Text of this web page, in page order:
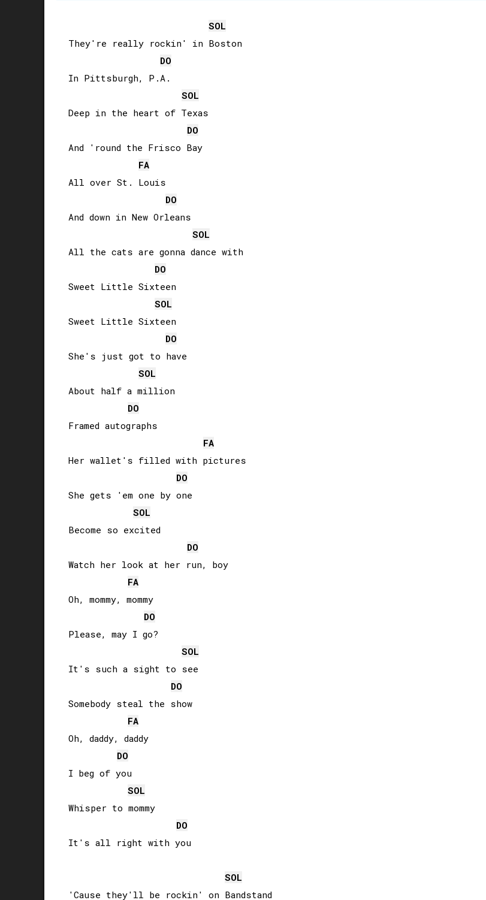
SOL
They're really rockin' in Boston
DO
In Pittsburgh, P.A.
SOL
Deep in the heart of Texas
DO
And 'round the Frisco Bay
FA
All over St. Louis
DO
And down in New Orleans
SOL
All the cats are gonna dance with
DO
Sweet Little Sixteen
SOL
Sweet Little Sixteen
DO
She's just got to have
SOL
About half a million
DO
Framed autographs
FA
Her wallet's filled with pictures
DO
She gets 'em one by one
SOL
Become so excited
DO
Watch her look at her run, boy
FA
Oh, mommy, mommy
DO
Please, may I go?
SOL
It's such a sight to see
DO
Somebody steal the show
FA
Oh, daddy, daddy
DO
I beg of you
SOL
Whisper to mommy
DO
It's all right with you
SOL
'Cause they'll be rockin' on Bandstand